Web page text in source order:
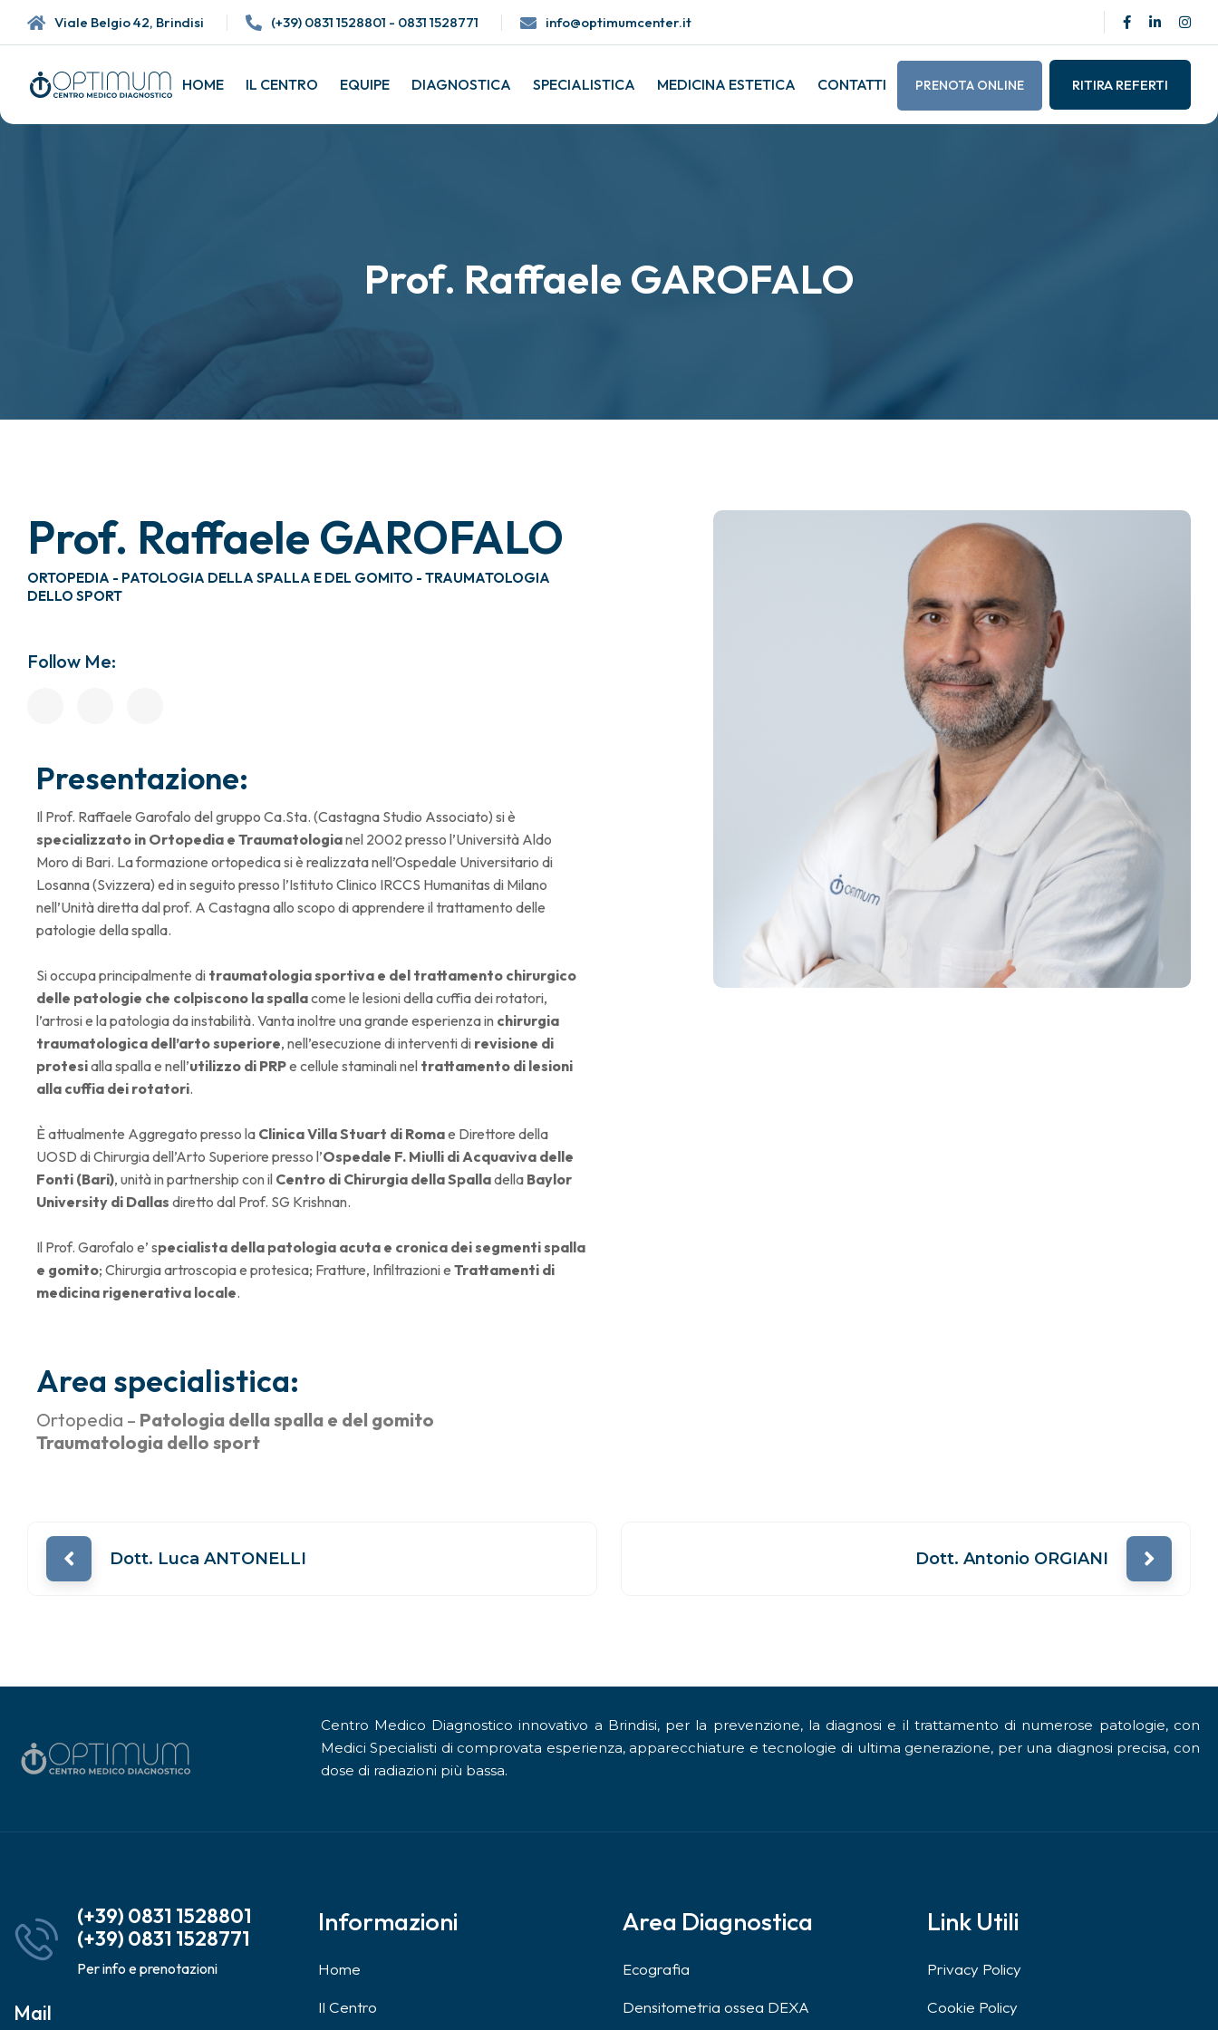
Viale Belgio 42, Brindisi (+39) 0831 1528801 - 0831 1528771 info@optimumcenter.it
HOME IL CENTRO EQUIPE DIAGNOSTICA SPECIALISTICA MEDICINA ESTETICA CONTATTI PRENOTA ONLINE RITIRA REFERTI
Prof. Raffaele GAROFALO
Prof. Raffaele GAROFALO
ORTOPEDIA - PATOLOGIA DELLA SPALLA E DEL GOMITO - TRAUMATOLOGIA
DELLO SPORT
Follow Me:
Presentazione:
Il Prof. Raffaele Garofalo del gruppo Ca.Sta. (Castagna Studio Associato) si è
specializzato in Ortopedia e Traumatologianel 2002 presso l’Università Aldo
Moro di Bari. La formazione ortopedica si è realizzata nell’Ospedale Universitario di
Losanna (Svizzera) ed in seguito presso l’Istituto Clinico IRCCS Humanitas di Milano
nell’Unità diretta dal prof. A Castagna allo scopo di apprendere il trattamento delle
patologie della spalla.
Si occupa principalmente di traumatologia sportiva e del trattamento chirurgico
delle patologie che colpiscono la spallacome le lesioni della cuffia dei rotatori,
l’artrosi e la patologia da instabilità. Vanta inoltre una grande esperienza in chirurgia
traumatologica dell’arto superiore, nell’esecuzione di interventi di revisione di
protesialla spalla e nell’utilizzo di PRPe cellule staminali nel trattamento di lesioni
alla cuffia dei rotatori.
È attualmente Aggregato presso la Clinica Villa Stuart di Romae Direttore della
UOSD di Chirurgia dell’Arto Superiore presso l’Ospedale F. Miulli di Acquaviva delle
Fonti (Bari), unità in partnership con il Centro di Chirurgia della Spalladella Baylor
University di Dallas diretto dal Prof. SG Krishnan.
Il Prof. Garofalo e’ specialista della patologia acuta e cronica dei segmenti spalla
e gomito; Chirurgia artroscopia e protesica; Fratture, Infiltrazioni e Trattamenti di
medicina rigenerativa locale.
Area specialistica:
Ortopedia – Patologia della spalla e del gomito
Traumatologia dello sport
Dott. Luca ANTONELLI Dott. Antonio ORGIANI
Centro Medico Diagnostico innovativo a Brindisi, per la prevenzione, la diagnosi e il trattamento di numerose patologie, con
Medici Specialisti di comprovata esperienza, apparecchiature e tecnologie di ultima generazione, per una diagnosi precisa, con
dose di radiazioni più bassa.
(+39) 0831 1528801
(+39) 0831 1528771
Per info e prenotazioni
Mail
Informazioni
Home
Il Centro
Area Diagnostica
Ecografia
Densitometria ossea DEXA
Link Utili
Privacy Policy
Cookie Policy